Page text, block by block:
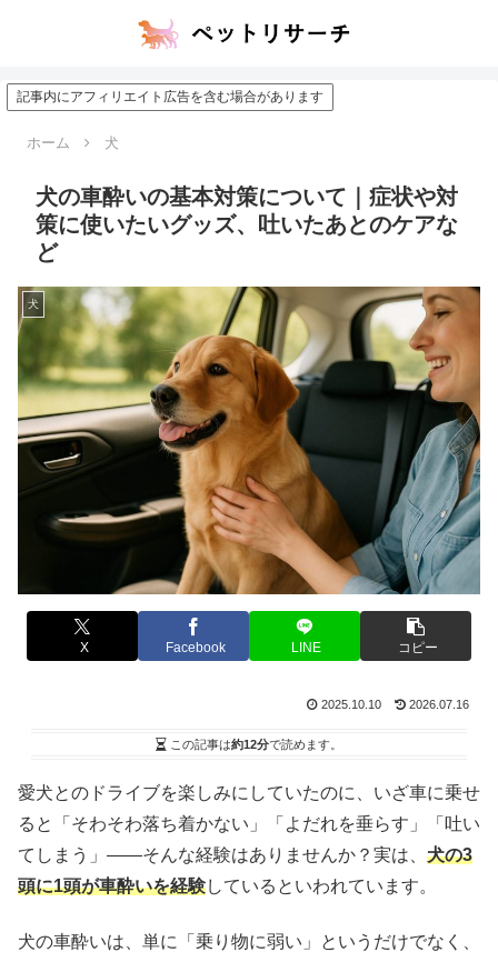
記事内にアフィリエイト広告を含む場合があります
ホーム 犬
犬の車酔いの基本対策について｜症状や対
策に使いたいグッズ、吐いたあとのケアな
ど
犬
X Facebook LINE コピー
2025.10.10 2026.07.16
この記事は約12分で読めます。
愛犬とのドライブを楽しみにしていたのに、いざ車に乗せ
ると「そわそわ落ち着かない」「よだれを垂らす」「吐い
てしまう」——そんな経験はありませんか？実は、 犬の3
頭に1頭が車酔いを経験しているといわれています。
犬の車酔いは、単に「乗り物に弱い」というだけでなく、